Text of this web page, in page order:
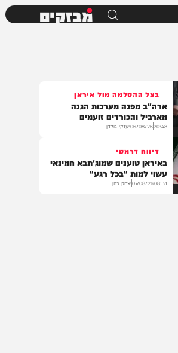
מבזקים
בצל ההסלמה מול איראן
ארה"ב מפנה מערכות הגנה
מארביל והכורדים זועמים
06/08/26 יענקי גולדן
דיווח דרמטי
באיראן טוענים שמוג'תבא חמינאי
עשוי למות "בכל רגע"
08:31